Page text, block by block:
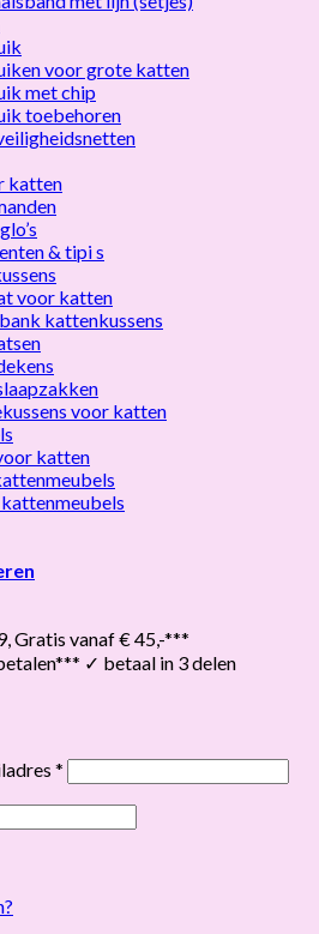
voor grote katten
met chip
toebehoren
katten
& tipi s
voor katten
kattenkussens
voor katten
katten
Gratis vanaf € 45,-***
✓ betaal in 3 delen
* Vereist